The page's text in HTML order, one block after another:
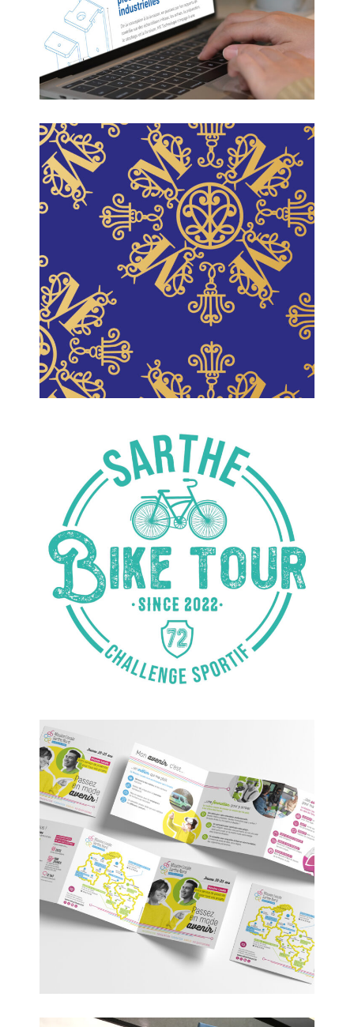
Château de Malicorne
Sarthe Bike Tour
Mission Locale Sarthe Nord